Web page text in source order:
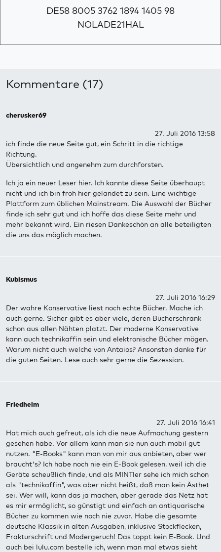
DE58 8005 3762 1894 1405 98
NOLADE21HAL
Kommentare (17)
cherusker69
27. Juli 2016 13:58
ich finde die neue Seite gut, ein Schritt in die richtige
Richtung.
Übersichtlich und angenehm zum durchforsten.
Ich ja ein neuer Leser hier. Ich kannte diese Seite überhaupt
nicht und ich bin froh hier gelandet zu sein. Eine wichtige
Plattform zum üblichen Mainstream. Die Auswahl der Bücher
finde ich sehr gut und ich hoffe das diese Seite mehr und
mehr bekannt wird. Ein riesen Dankeschön an alle beteiligten
die uns das möglich machen.
Kubismus
27. Juli 2016 16:29
Der wahre Konservative liest noch echte Bücher. Mache ich
auch gerne. Sicher gibt es aber viele, deren Bücherschrank
schon aus allen Nähten platzt. Der moderne Konservative
kann auch technikaffin sein und elektronische Bücher mögen.
Warum nicht auch welche von Antaios? Ansonsten danke für
die guten Seiten. Lese auch sehr gerne die Sezession.
Friedhelm
27. Juli 2016 16:41
Hat mich auch gefreut, als ich die neue Aufmachung gestern
gesehen habe. Vor allem kann man sie nun auch mobil gut
nutzen. "E-Books" kann man von mir aus anbieten, aber wer
braucht's? Ich habe noch nie ein E-Book gelesen, weil ich die
Geräte scheußlich finde, und als MINTler sehe ich mich schon
als "technikaffin", was aber nicht heißt, daß man kein Ästhet
sei. Wer will, kann das ja machen, aber gerade das Netz hat
es mir ermöglicht, so günstigt und einfach an antiquarische
Bücher zu kommen wie noch nie zuvor. Habe die gesamte
deutsche Klassik in alten Ausgaben, inklusive Stockflecken,
Frakturschrift und Modergeruch! Das toppt kein E-Book. Und
auch bei lulu.com bestelle ich, wenn man mal etwas sieht